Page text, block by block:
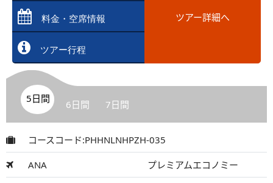
料金・空席情報
ツアー行程
ツアー詳細へ
5日間 6日間 7日間
コースコード:PHHNLNHPZH-035
ANA プレミアムエコノミー